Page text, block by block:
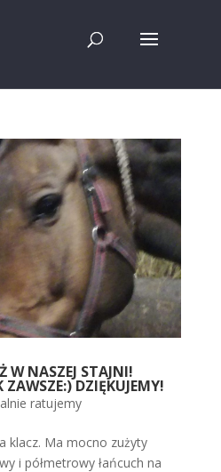
W NASZEJ STAJNI!
ZAWSZE:) DZIĘKUJEMY!
ratujemy
klacz. Ma mocno zużyty
i półmetrowy łańcuch na